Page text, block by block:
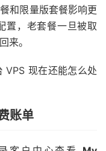
和限量版套餐影响更
置，老套餐一旦被取
来。
VPS 现在还能怎么处
账单